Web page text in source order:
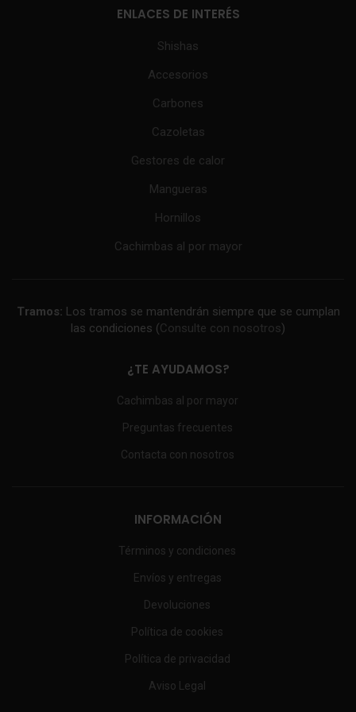
ENLACES DE INTERÉS
Shishas
Accesorios
Carbones
Cazoletas
Gestores de calor
Mangueras
Hornillos
Cachimbas al por mayor
Tramos: Los tramos se mantendrán siempre que se cumplan
las condiciones (Consulte con nosotros)
¿TE AYUDAMOS?
Cachimbas al por mayor
Preguntas frecuentes
Contacta con nosotros
INFORMACIÓN
Términos y condiciones
Envíos y entregas
Devoluciones
Política de cookies
Política de privacidad
Aviso Legal